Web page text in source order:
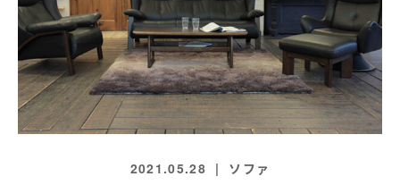
2021.05.28
ソファ